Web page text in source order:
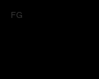
FG